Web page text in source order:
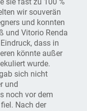
wir souverän
und konnten
und Vitorio Renda
dass in
könnte außer
wurde.
sich nicht
und
noch vor dem
Nach der